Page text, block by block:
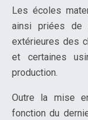
Les écoles
ainsi priées de
extérieures des
et certaines
production.
Outre la mise
fonction du